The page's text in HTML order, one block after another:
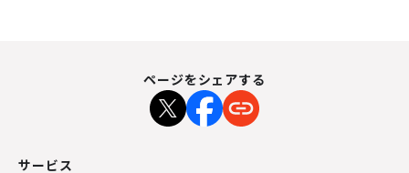
ページをシェアする
サービス